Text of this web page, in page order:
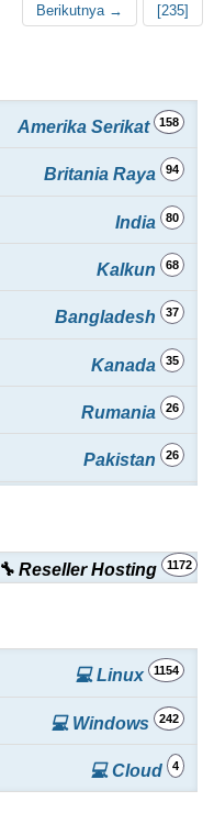
Berikutnya → [235]
Amerika Serikat 158
Britania Raya 94
India 80
Kalkun 68
Bangladesh 37
Kanada 35
Rumania 26
Pakistan 26
Spanyol 25
Argentina 22
Yunani
Australia
Belanda 19
🔧 Reseller Hosting 1172
💻 Linux 1154
💻 Windows 242
💻 Cloud 4